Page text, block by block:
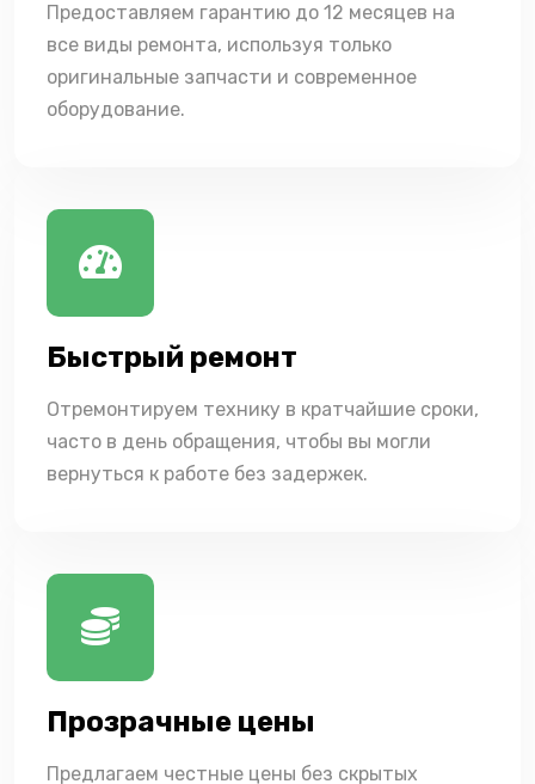
Предоставляем гарантию до 12 месяцев на
все виды ремонта, используя только
оригинальные запчасти и современное
оборудование.
Быстрый ремонт
Отремонтируем технику в кратчайшие сроки,
часто в день обращения, чтобы вы могли
вернуться к работе без задержек.
Прозрачные цены
Предлагаем честные цены без скрытых